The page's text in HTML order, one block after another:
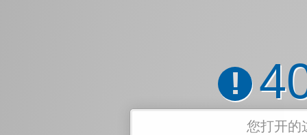
!
您打开的